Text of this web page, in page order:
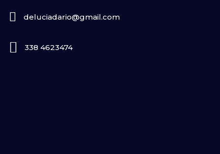
deluciadario@gmail.com
338 4623474